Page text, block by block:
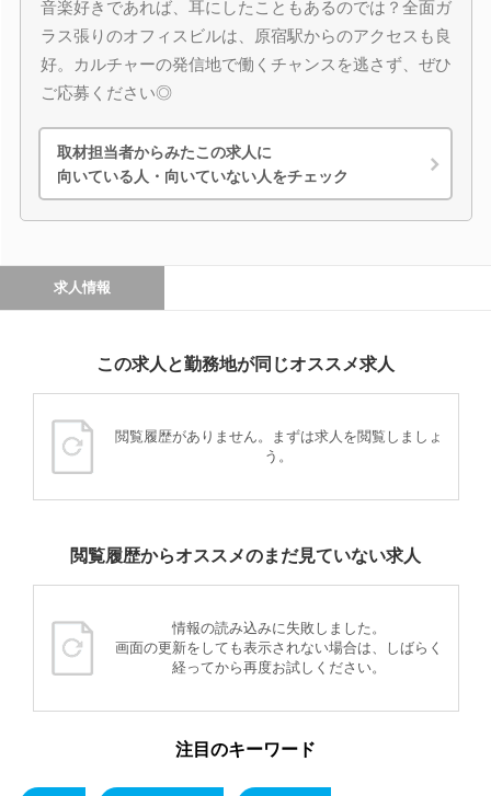
音楽好きであれば、耳にしたこともあるのでは？全面ガ
ラス張りのオフィスビルは、原宿駅からのアクセスも良
好。カルチャーの発信地で働くチャンスを逃さず、ぜひ
ご応募ください◎
取材担当者からみたこの求人に
向いている人・向いていない人をチェック
求人情報
この求人と勤務地が同じオススメ求人
閲覧履歴がありません。まずは求人を閲覧しましょ
う。
閲覧履歴からオススメのまだ見ていない求人
情報の読み込みに失敗しました。
画面の更新をしても表示されない場合は、しばらく
経ってから再度お試しください。
注目のキーワード